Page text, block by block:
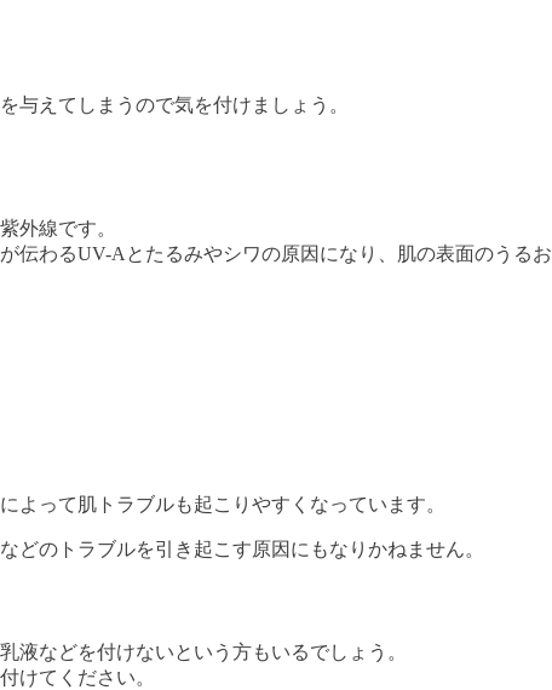
与えてしまうので気を付けましょう。
外線です。
伝わるUV-Aとたるみやシワの原因になり、肌の表面のうる
よって肌トラブルも起こりやすくなっています。
のトラブルを引き起こす原因にもなりかねません。
液などを付けないという方もいるでしょう。
けてください。